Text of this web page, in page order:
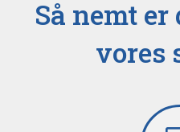
Så nemt
vores